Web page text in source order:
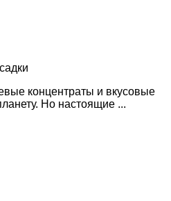
концентраты и вкусовые
Но настоящие ...